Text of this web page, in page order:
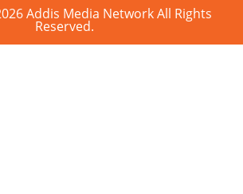
Addis Media Network All Rights
Reserved.